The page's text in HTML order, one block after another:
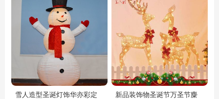
雪人造型圣诞灯饰华亦彩定
新品装饰物圣诞节万圣节麋